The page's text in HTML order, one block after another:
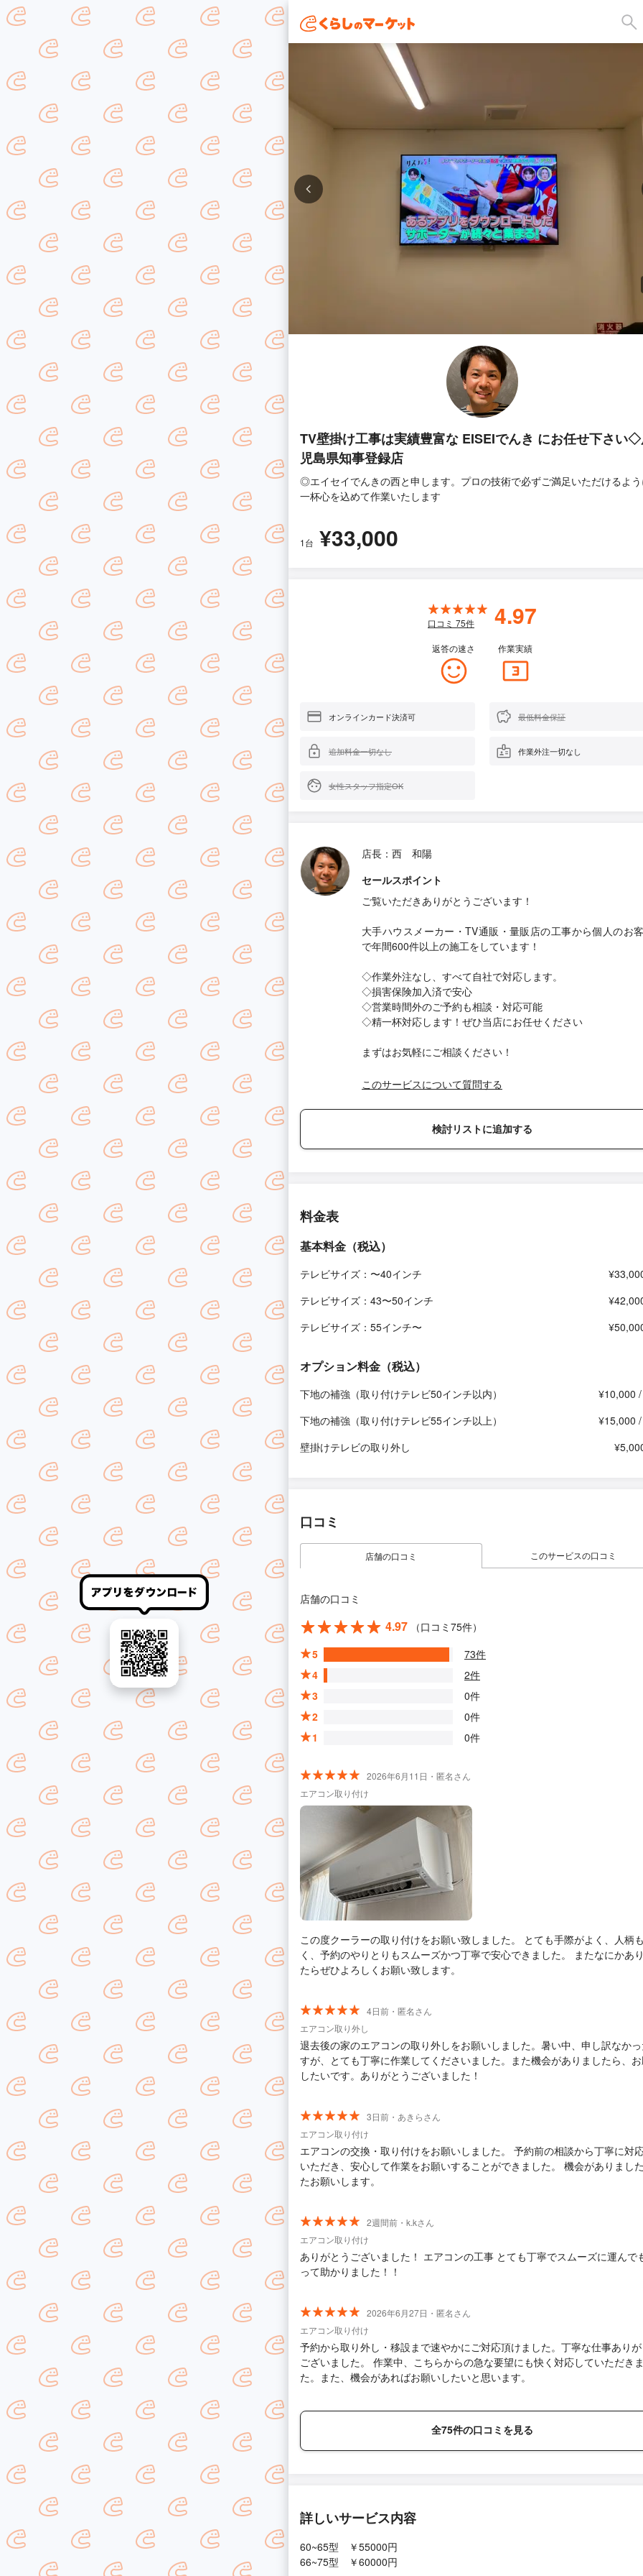
TV壁掛け工事は実績豊富な EISEIでんき にお任せ下さい
児島県知事登録店
◎エイセイでんきの西と申します。プロの技術で必ずご満足いただけるよ
一杯心を込めて作業いたします
1台 ¥33,000
口コミ 75件 4.97
返答の速さ 作業実績
オンラインカード決済可 最低料金保証
追加料金一切なし 作業外注一切なし
女性スタッフ指定OK
店長：西 和陽
セールスポイント
ご覧いただきありがとうございます！
大手ハウスメーカー・TV通販・量販店の工事から個人のお
で年間600件以上の施工をしています！
◇作業外注なし、すべて自社で対応します。
◇損害保険加入済で安心
◇営業時間外のご予約も相談・対応可能
◇精一杯対応します！ぜひ当店にお任せください
まずはお気軽にご相談ください！
このサービスについて質問する
検討リストに追加する
料金表
基本料金（税込）
テレビサイズ：〜40インチ
テレビサイズ：43〜50インチ
テレビサイズ：55インチ〜
オプション料金（税込）
下地の補強（取り付けテレビ50インチ以内）
¥10,000
下地の補強（取り付けテレビ55インチ以上）
¥15,000
壁掛けテレビの取り外し
口コミ
店舗の口コミ このサービスの口コミ
店舗の口コミ
4.97
（口コミ75件）
5
73件
4
2件
3
0件
2
0件
1
0件
2026年6月11日・匿名さん
エアコン取り付け
この度クーラーの取り付けをお願い致しました。 とても手際がよく、人柄
く、予約のやりとりもスムーズかつ丁寧で安心できました。 またなにかあ
たらぜひよろしくお願い致します。
4日前・匿名さん
エアコン取り外し
退去後の家のエアコンの取り外しをお願いしました。暑い中、申し訳なか
すが、とても丁寧に作業してくださいました。また機会がありましたら、
したいです。ありがとうございました！
3日前・あきらさん
エアコン取り付け
エアコンの交換・取り付けをお願いしました。 予約前の相談から丁寧に対
いただき、安心して作業をお願いすることができました。 機会がありまし
たお願いします。
2週間前・k.kさん
エアコン取り付け
ありがとうございました！ エアコンの工事 とても丁寧でスムーズに運んで
って助かりました！！
2026年6月27日・匿名さん
エアコン取り付け
予約から取り外し・移設まで速やかにご対応頂けました。丁寧な仕事あり
ございました。 作業中、こちらからの急な要望にも快く対応していただき
た。また、機会があればお願いしたいと思います。
全75件の口コミを見る
詳しいサービス内容
60~65型 ￥55000円
66~75型 ￥60000円